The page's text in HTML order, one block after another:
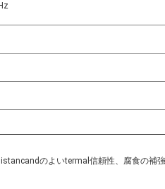
のよいtermal信頼性、腐食の補